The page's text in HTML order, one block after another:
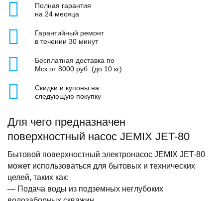
Полная гарантия
на 24 месяца
Гарантийный ремонт
в течении 30 минут
Бесплатная доставка по
Мск от 8000 руб. (до 10 кг)
Скидки и купоны на
следующую покупку
Для чего предназначен
поверхностный насос JEMIX JET-80
Бытовой поверхностный электронасос JEMIX JET-80
может использоваться для бытовых и технических
целей, таких как:
— Подача воды из подземных неглубоких